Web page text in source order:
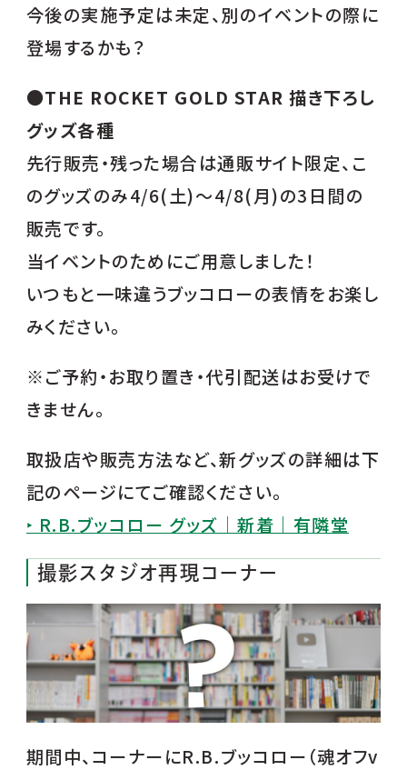
今後の実施予定は未定、別のイベントの際に
登場するかも？
●THE ROCKET GOLD STAR 描き下ろし
グッズ各種
先行販売・残った場合は通販サイト限定、こ
のグッズのみ4/6(土)～4/8(月)の3日間の
販売です。
当イベントのためにご用意しました！
いつもと一味違うブッコローの表情をお楽し
みください。
※ご予約・お取り置き・代引配送はお受けで
きません。
取扱店や販売方法など、新グッズの詳細は下
記のページにてご確認ください。
‣ R.B.ブッコロー グッズ｜新着｜有隣堂
撮影スタジオ再現コーナー
期間中、コーナーにR.B.ブッコロー（魂オフv